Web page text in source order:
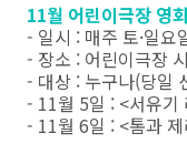
11월 어린이극장 영
- 일시 : 매주 토·일요
- 장소 : 어린이극장
- 대상 : 누구나(당일
- 11월 5일 : <서유기
- 11월 6일 : <톰과